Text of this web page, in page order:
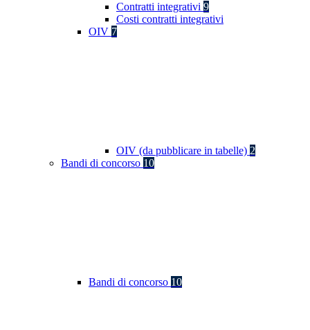
Contratti integrativi 9
Costi contratti integrativi
OIV 7
OIV (da pubblicare in tabelle) 2
Bandi di concorso 10
Bandi di concorso 10